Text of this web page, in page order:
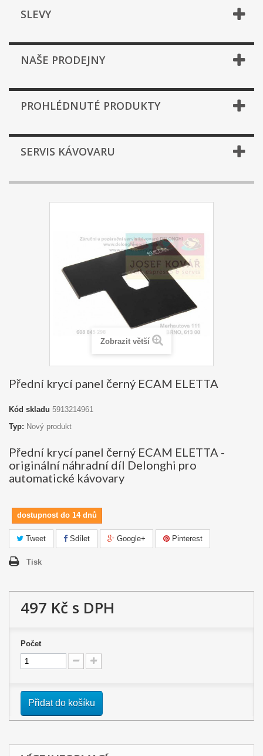
SLEVY
NAŠE PRODEJNY
PROHLÉDNUTÉ PRODUKTY
SERVIS KÁVOVARU
Zobrazit větší
Přední krycí panel černý ECAM ELETTA
Kód skladu 5913214961
Typ: Nový produkt
Přední krycí panel černý ECAM ELETTA -
originální náhradní díl Delonghi pro
automatické kávovary
dostupnost do 14 dnů
Tweet Sdílet Google+ Pinterest
Tisk
497 Kč s DPH
Počet
Přidat do košíku